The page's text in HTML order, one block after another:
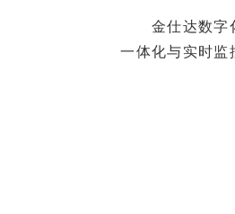
金仕达数字化
一体化与实时监